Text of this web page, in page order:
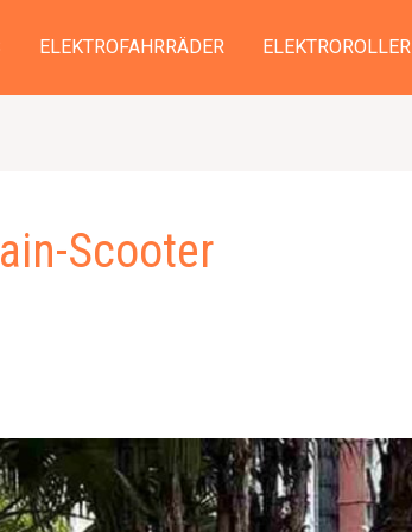
ELEKTROFAHRRÄDER ELEKTROROLLER
Scooter